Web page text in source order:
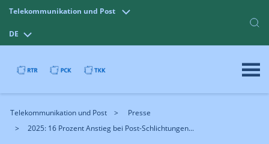
Telekommunikation und Post
DE
Telekommunikation und Post
Presse
2025: 16 Prozent Anstieg bei Post-Schlichtungen...